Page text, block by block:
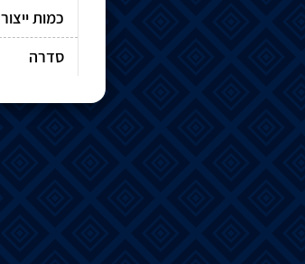
כמות ייצור
סדרה